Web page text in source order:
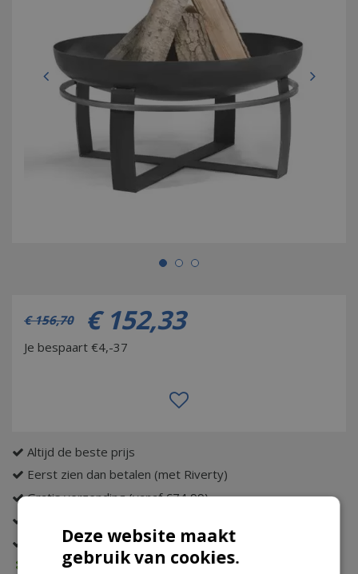
€ 156,70 € 152,33
Je bespaart €4,-37
Altijd de beste prijs
Eerst zien dan betalen (met Riverty)
Gratis verzending (vanaf €74,99)
Gratis retour
Voorraad melding
Deze website maakt
gebruik van cookies.